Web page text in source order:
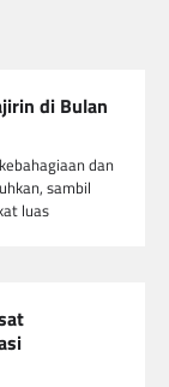
di Bulan
dan
sambil
luas